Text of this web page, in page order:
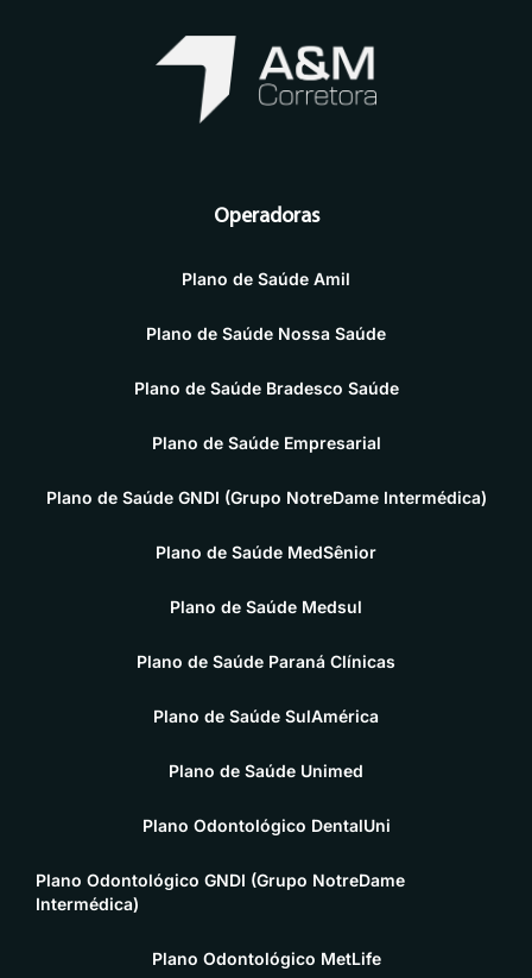
Operadoras
Plano de Saúde Amil
Plano de Saúde Nossa Saúde
Plano de Saúde Bradesco Saúde
Plano de Saúde Empresarial
Plano de Saúde GNDI (Grupo NotreDame Intermédica)
Plano de Saúde MedSênior
Plano de Saúde Medsul
Plano de Saúde Paraná Clínicas
Plano de Saúde SulAmérica
Plano de Saúde Unimed
Plano Odontológico DentalUni
Plano Odontológico GNDI (Grupo NotreDame
Intermédica)
Plano Odontológico MetLife